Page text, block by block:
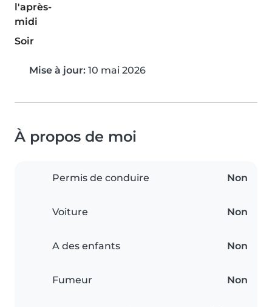
l'après-
midi
Soir
Mise à jour: 10 mai 2026
À propos de moi
Permis de conduire Non
Voiture Non
A des enfants Non
Fumeur Non